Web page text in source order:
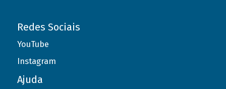
Redes Sociais
YouTube
Instagram
Ajuda